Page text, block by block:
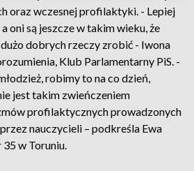
oraz wczesnej profilaktyki. - Lepiej
oni są jeszcze w takim wieku, że
dobrych rzeczy zrobić - Iwona
Klub Parlamentarny PiS. -
robimy to na co dzień,
jest takim zwieńczeniem
profilaktycznych prowadzonych
nauczycieli – podkreśla Ewa
35 w Toruniu.